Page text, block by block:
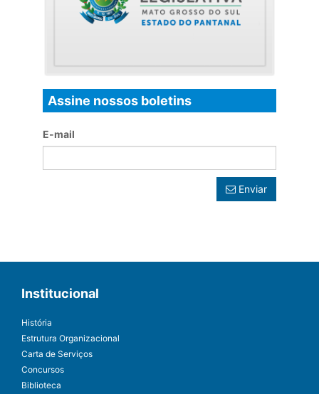
Assine nossos boletins
E-mail
Enviar
Institucional
História
Estrutura Organizacional
Carta de Serviços
Concursos
Biblioteca